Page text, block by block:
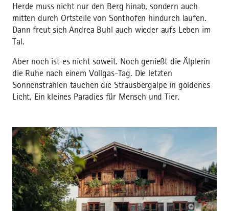
Herde muss nicht nur den Berg hinab, sondern auch
mitten durch Ortsteile von Sonthofen hindurch laufen.
Dann freut sich Andrea Buhl auch wieder aufs Leben im
Tal.
Aber noch ist es nicht soweit. Noch genießt die Älplerin
die Ruhe nach einem Vollgas-Tag. Die letzten
Sonnenstrahlen tauchen die Strausbergalpe in goldenes
Licht. Ein kleines Paradies für Mensch und Tier.